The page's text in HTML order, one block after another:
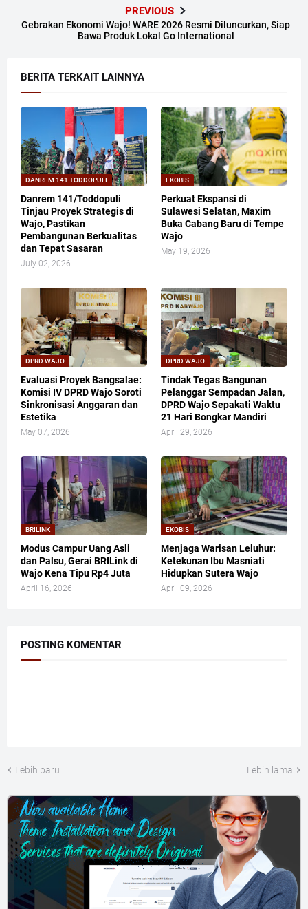
PREVIOUS
Gebrakan Ekonomi Wajo! WARE 2026 Resmi Diluncurkan, Siap
Bawa Produk Lokal Go International
BERITA TERKAIT LAINNYA
DANREM 141 TODDOPULI
Danrem 141/Toddopuli
Tinjau Proyek Strategis di
Wajo, Pastikan
Pembangunan Berkualitas
dan Tepat Sasaran
July 02, 2026
EKOBIS
Perkuat Ekspansi di
Sulawesi Selatan, Maxim
Buka Cabang Baru di Tempe
Wajo
May 19, 2026
DPRD WAJO
Evaluasi Proyek Bangsalae:
Komisi IV DPRD Wajo Soroti
Sinkronisasi Anggaran dan
Estetika
May 07, 2026
DPRD WAJO
Tindak Tegas Bangunan
Pelanggar Sempadan Jalan,
DPRD Wajo Sepakati Waktu
21 Hari Bongkar Mandiri
April 29, 2026
BRILINK
Modus Campur Uang Asli
dan Palsu, Gerai BRILink di
Wajo Kena Tipu Rp4 Juta
April 16, 2026
EKOBIS
Menjaga Warisan Leluhur:
Ketekunan Ibu Masniati
Hidupkan Sutera Wajo
April 09, 2026
POSTING KOMENTAR
Lebih baru Lebih lama